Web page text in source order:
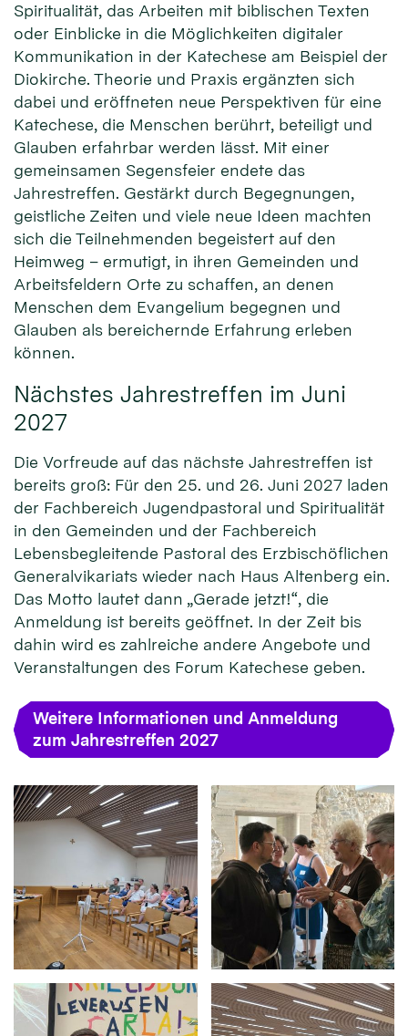
Spiritualität, das Arbeiten mit biblischen Texten
oder Einblicke in die Möglichkeiten digitaler
Kommunikation in der Katechese am Beispiel der
Diokirche. Theorie und Praxis ergänzten sich
dabei und eröffneten neue Perspektiven für eine
Katechese, die Menschen berührt, beteiligt und
Glauben erfahrbar werden lässt. Mit einer
gemeinsamen Segensfeier endete das
Jahrestreffen. Gestärkt durch Begegnungen,
geistliche Zeiten und viele neue Ideen machten
sich die Teilnehmenden begeistert auf den
Heimweg – ermutigt, in ihren Gemeinden und
Arbeitsfeldern Orte zu schaffen, an denen
Menschen dem Evangelium begegnen und
Glauben als bereichernde Erfahrung erleben
können.
Nächstes Jahrestreffen im Juni
2027
Die Vorfreude auf das nächste Jahrestreffen ist
bereits groß: Für den 25. und 26. Juni 2027 laden
der Fachbereich Jugendpastoral und Spiritualität
in den Gemeinden und der Fachbereich
Lebensbegleitende Pastoral des Erzbischöflichen
Generalvikariats wieder nach Haus Altenberg ein.
Das Motto lautet dann „Gerade jetzt!“, die
Anmeldung ist bereits geöffnet. In der Zeit bis
dahin wird es zahlreiche andere Angebote und
Veranstaltungen des Forum Katechese geben.
Weitere Informationen und Anmeldung
zum Jahrestreffen 2027